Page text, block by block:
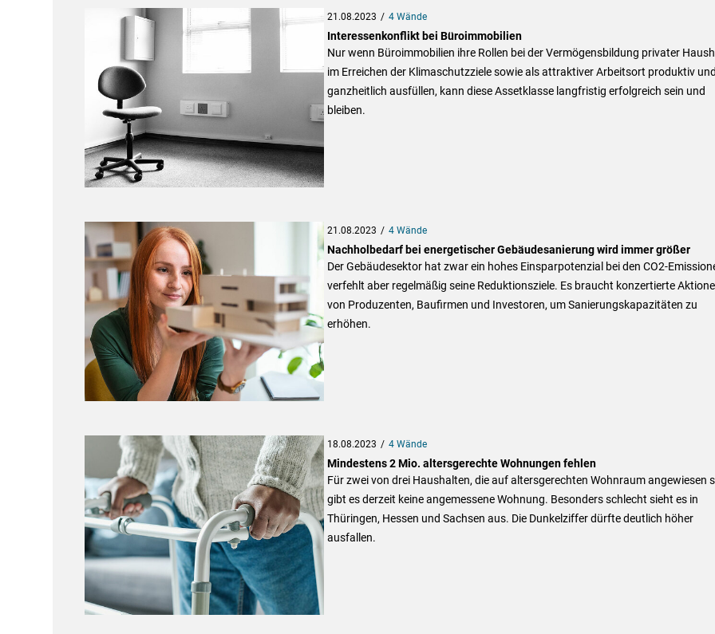
21.08.2023 4 Wände
Interessenkonflikt bei Büroimmobilien
Nur wenn Büroimmobilien ihre Rollen bei der Vermögensbildung privater
im Erreichen der Klimaschutzziele sowie als attraktiver Arbeitsort produktiv
ganzheitlich ausfüllen, kann diese Assetklasse langfristig erfolgreich sein und
bleiben.
21.08.2023 4 Wände
Nachholbedarf bei energetischer Gebäudesanierung wird immer größer
Der Gebäudesektor hat zwar ein hohes Einsparpotenzial bei den CO2-
verfehlt aber regelmäßig seine Reduktionsziele. Es braucht konzertierte
von Produzenten, Baufirmen und Investoren, um Sanierungskapazitäten zu
erhöhen.
18.08.2023 4 Wände
Mindestens 2 Mio. altersgerechte Wohnungen fehlen
Für zwei von drei Haushalten, die auf altersgerechten Wohnraum angewiesen
gibt es derzeit keine angemessene Wohnung. Besonders schlecht sieht es in
Thüringen, Hessen und Sachsen aus. Die Dunkelziffer dürfte deutlich höher
ausfallen.